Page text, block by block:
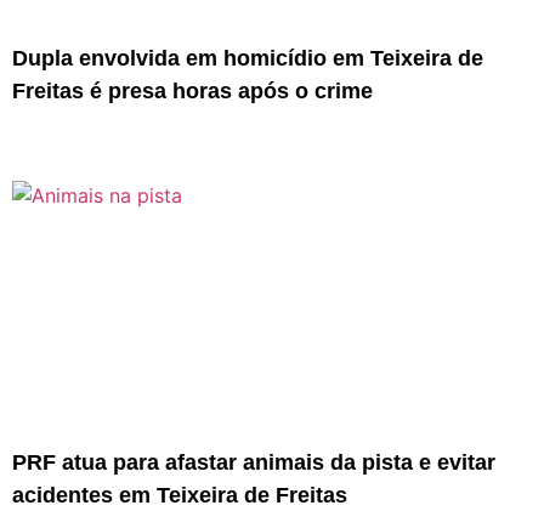
Dupla envolvida em homicídio em Teixeira de
Freitas é presa horas após o crime
PRF atua para afastar animais da pista e evitar
acidentes em Teixeira de Freitas